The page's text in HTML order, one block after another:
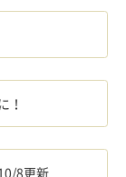
！
8更新